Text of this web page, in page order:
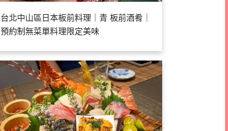
台北中山區日本板前料理｜青 板前酒肴｜
預約制無菜單料理限定美味